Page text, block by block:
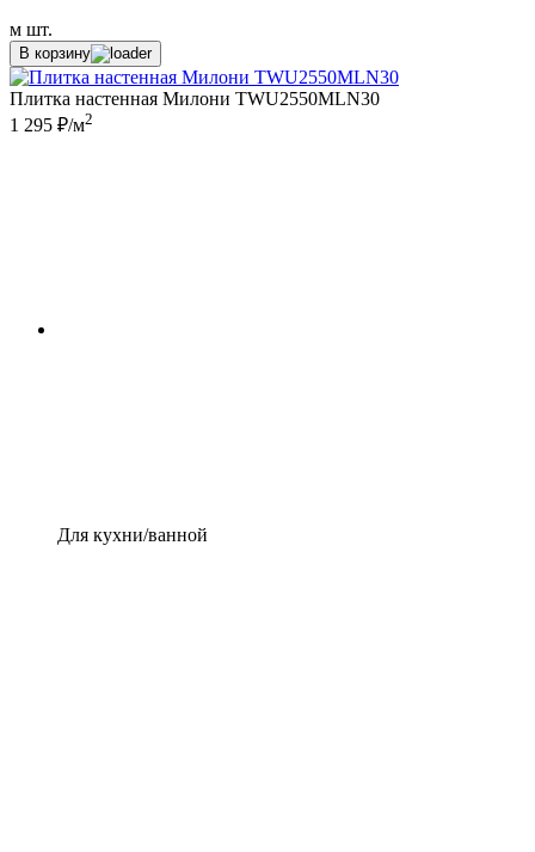
м шт.
В корзину
Плитка настенная Милони TWU2550MLN30
1 295 ₽/м2
Для кухни/ванной